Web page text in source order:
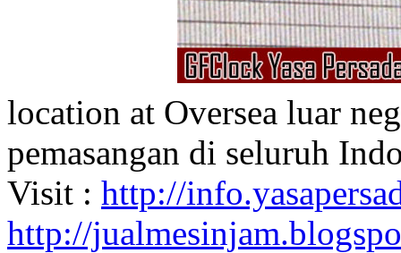
location at Oversea luar
pemasangan di seluruh
Visit : http://
http://